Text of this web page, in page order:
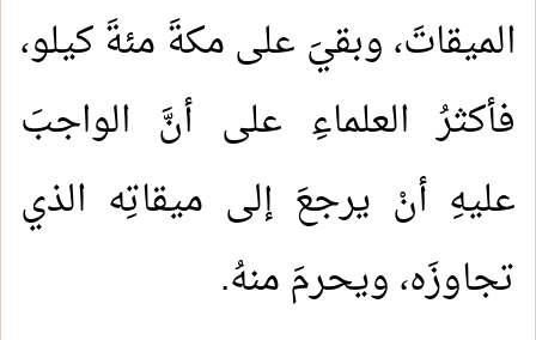
الميقاتَ، وبقيَ على مكةَ مئةَ كيلو،
فأكثرُ العلماءِ على أنَّ الواجبَ
عليهِ أنْ يرجعَ إلى ميقاتِه الذي
تجاوزَه، ويحرمَ منهُ.